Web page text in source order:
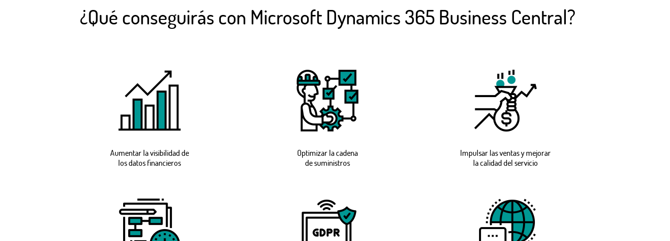
¿Qué conseguirás con Microsoft Dynamics 365 Business Central?
Aumentar la visibilidad de
los datos financieros
Optimizar la cadena
de suministros
Impulsar las ventas y mejorar
la calidad del servicio